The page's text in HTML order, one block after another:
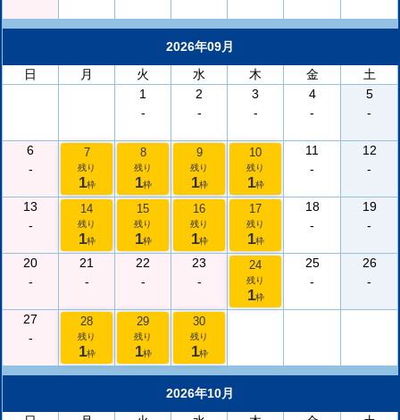
2026年09月
日
月 火 水 木 金
土
1
-
2
-
3
-
4
-
5
-
6
-
7
残り
1枠
8
残り
1枠
9
残り
1枠
10
残り
1枠
11
-
12
-
13
-
14
残り
1枠
15
残り
1枠
16
残り
1枠
17
残り
1枠
18
-
19
-
20
-
21
-
22
-
23
-
24
残り
1枠
25
-
26
-
27
-
28
残り
1枠
29
残り
1枠
30
残り
1枠
2026年10月